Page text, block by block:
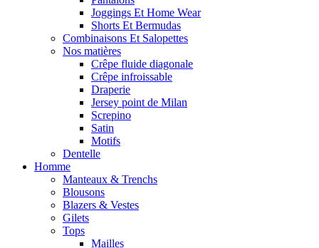
Joggings Et Home Wear
Shorts Et Bermudas
Combinaisons Et Salopettes
Nos matières
Crêpe fluide diagonale
Crêpe infroissable
Draperie
Jersey point de Milan
Screpino
Satin
Motifs
Dentelle
Homme
Manteaux & Trenchs
Blousons
Blazers & Vestes
Gilets
Tops
Mailles